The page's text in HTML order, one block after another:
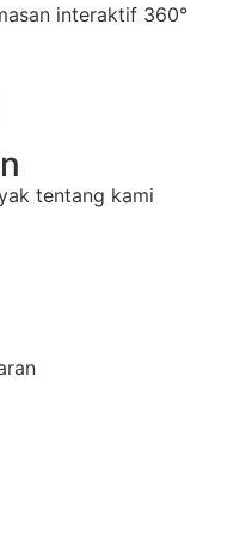
interaktif 360°
tentang kami